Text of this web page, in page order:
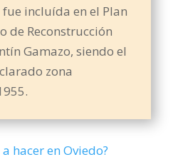
incluída en el Plan
de Reconstrucción
Gamazo, siendo el
zona